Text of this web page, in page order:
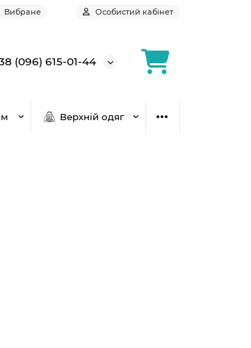
Вибране Особистий кабінет
(096) 615-01-44
Верхній одяг